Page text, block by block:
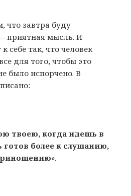
что завтра буду
приятная мысль. И
себе так, что человек
для того, чтобы это
было испорчено. В
твоею, когда идешь в
более к слушанию,
».